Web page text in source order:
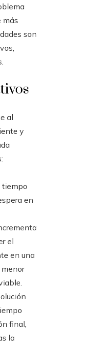
más
son
al
y
tiempo
en
el
en una
final,
la